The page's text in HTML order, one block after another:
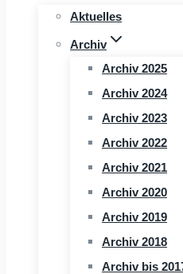
Aktuelles
Archiv
Archiv 2025
Archiv 2024
Archiv 2023
Archiv 2022
Archiv 2021
Archiv 2020
Archiv 2019
Archiv 2018
Archiv bis